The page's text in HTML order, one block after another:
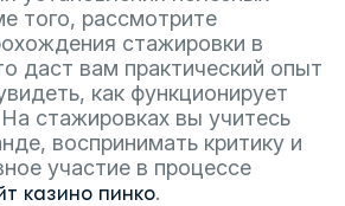
того, рассмотрите
стажировки в
даст вам практический опыт
как функционирует
стажировках вы учитесь
воспринимать критику и
участие в процессе
казино пинко.